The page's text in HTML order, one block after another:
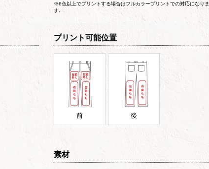
※6色以上でプリントする場合はフルカラープリントでの対応になりま
す。
プリント可能位置
前 後
素材